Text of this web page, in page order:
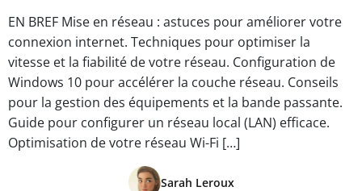
EN BREF Mise en réseau : astuces pour améliorer votre
connexion internet. Techniques pour optimiser la
vitesse et la fiabilité de votre réseau. Configuration de
Windows 10 pour accélérer la couche réseau. Conseils
pour la gestion des équipements et la bande passante.
Guide pour configurer un réseau local (LAN) efficace.
Optimisation de votre réseau Wi-Fi […]
Sarah Leroux